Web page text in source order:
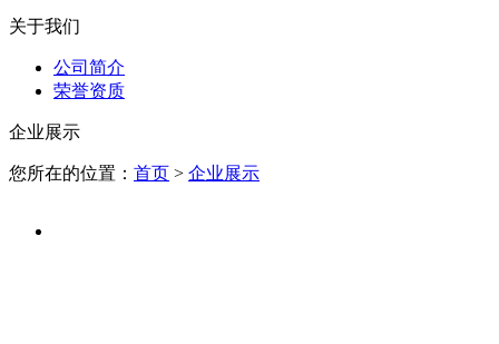
关于我们
公司简介
荣誉资质
企业展示
您所在的位置： 首页 > 企业展示